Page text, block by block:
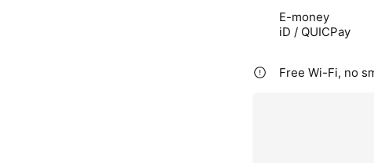
E-money
iD / QUICPay
Free Wi-Fi, no